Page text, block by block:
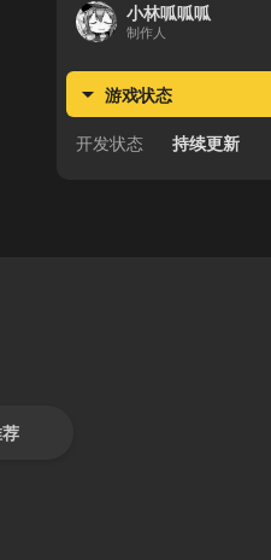
小林呱呱呱
制作人
游戏状态
开发状态 持续更新